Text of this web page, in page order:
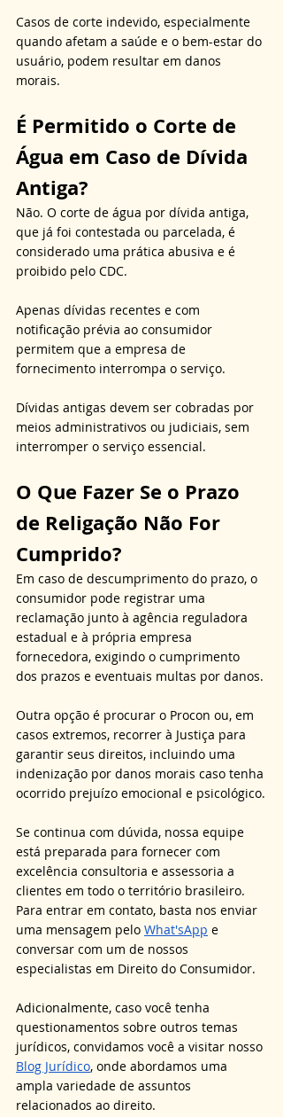
Casos de corte indevido, especialmente
quando afetam a saúde e o bem-estar do
usuário, podem resultar em danos
morais.
É Permitido o Corte de
Água em Caso de Dívida
Antiga?
Não. O corte de água por dívida antiga,
que já foi contestada ou parcelada, é
considerado uma prática abusiva e é
proibido pelo CDC.
Apenas dívidas recentes e com
notificação prévia ao consumidor
permitem que a empresa de
fornecimento interrompa o serviço.
Dívidas antigas devem ser cobradas por
meios administrativos ou judiciais, sem
interromper o serviço essencial.
O Que Fazer Se o Prazo
de Religação Não For
Cumprido?
Em caso de descumprimento do prazo, o
consumidor pode registrar uma
reclamação junto à agência reguladora
estadual e à própria empresa
fornecedora, exigindo o cumprimento
dos prazos e eventuais multas por danos.
Outra opção é procurar o Procon ou, em
casos extremos, recorrer à Justiça para
garantir seus direitos, incluindo uma
indenização por danos morais caso tenha
ocorrido prejuízo emocional e psicológico.
Se continua com dúvida, nossa equipe
está preparada para fornecer com
excelência consultoria e assessoria a
clientes em todo o território brasileiro.
Para entrar em contato, basta nos enviar
uma mensagem pelo What'sApp e
conversar com um de nossos
especialistas em Direito do Consumidor.
Adicionalmente, caso você tenha
questionamentos sobre outros temas
jurídicos, convidamos você a visitar nosso
Blog Jurídico, onde abordamos uma
ampla variedade de assuntos
relacionados ao direito.